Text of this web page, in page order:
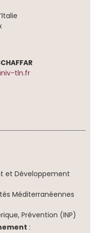
tln.fr
et Développement
Méditerranéennes
Prévention (INP)
: